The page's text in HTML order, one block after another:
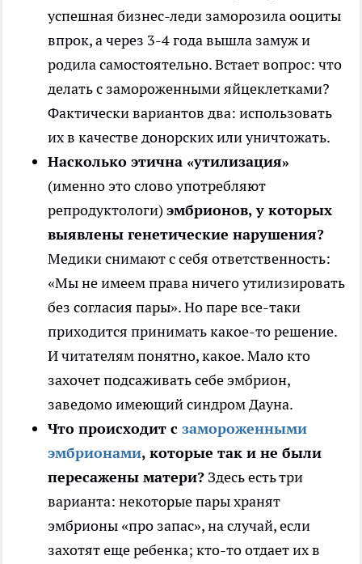
успешная бизнес-леди заморозила ооциты
впрок, а через 3-4 года вышла замуж и
родила самостоятельно. Встает вопрос: что
делать с замороженными яйцеклетками?
Фактически вариантов два: использовать
их в качестве донорских или уничтожать.
Насколько этична «утилизация»
(именно это слово употребляют
репродуктологи) эмбрионов, у которых
выявлены генетические нарушения?
Медики снимают с себя ответственность:
«Мы не имеем права ничего утилизировать
без согласия пары». Но паре все-таки
приходится принимать какое-то решение.
И читателям понятно, какое. Мало кто
захочет подсаживать себе эмбрион,
заведомо имеющий синдром Дауна.
Что происходит с замороженными
эмбрионами, которые так и не были
пересажены матери? Здесь есть три
варианта: некоторые пары хранят
эмбрионы «про запас», на случай, если
захотят еще ребенка; кто-то отдает их в